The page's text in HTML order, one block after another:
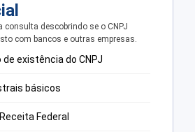
consulta descobrindo se o CNPJ
com bancos e outras empresas.
existência do CNPJ
básicos
Federal